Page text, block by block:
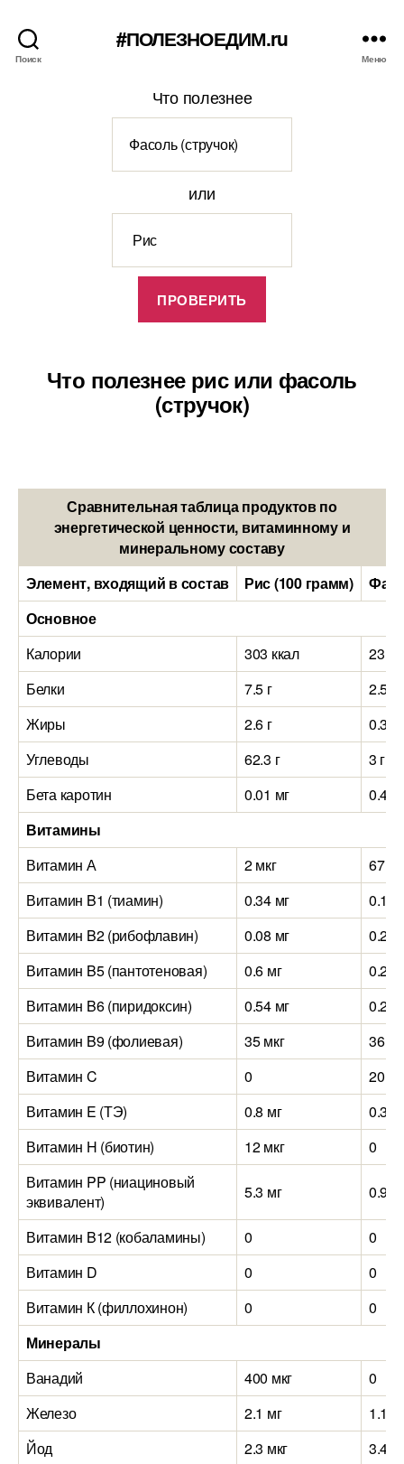
Поиск
#ПОЛЕЗНОЕДИМ.ru
Меню
Что полезнее
или
Что полезнее рис или фасоль
(стручок)
Сравнительная таблица продуктов по
энергетической ценности, витаминному и
минеральному составу
Элемент, входящий в состав
Рис (100 грамм)
Основное
Калории
303 ккал
23
Белки
7.5 г
2.5 г
Жиры
2.6 г
0.3 г
Углеводы
62.3 г
3 г
Бета каротин
0.01 мг
0.4
Витамины
Витамин А
2 мкг
67
Витамин B1 (тиамин)
0.34 мг
0.1
Витамин B2 (рибофлавин)
0.08 мг
0.2
Витамин B5 (пантотеновая)
0.6 мг
0.2
Витамин B6 (пиридоксин)
0.54 мг
0.2
Витамин B9 (фолиевая)
35 мкг
36
Витамин C
0
20 мг
Витамин E (ТЭ)
0.8 мг
0.3
Витамин H (биотин)
12 мкг
0
Витамин PP (ниациновый
эквивалент)
5.3 мг 0.9
Витамин B12 (кобаламины) 0
0
Витамин D
0
0
Витамин К (филлохинон)
0
0
Минералы
Ванадий
400 мкг
0
Железо
2.1 мг
1.1
Йод
2.3 мкг
3.4